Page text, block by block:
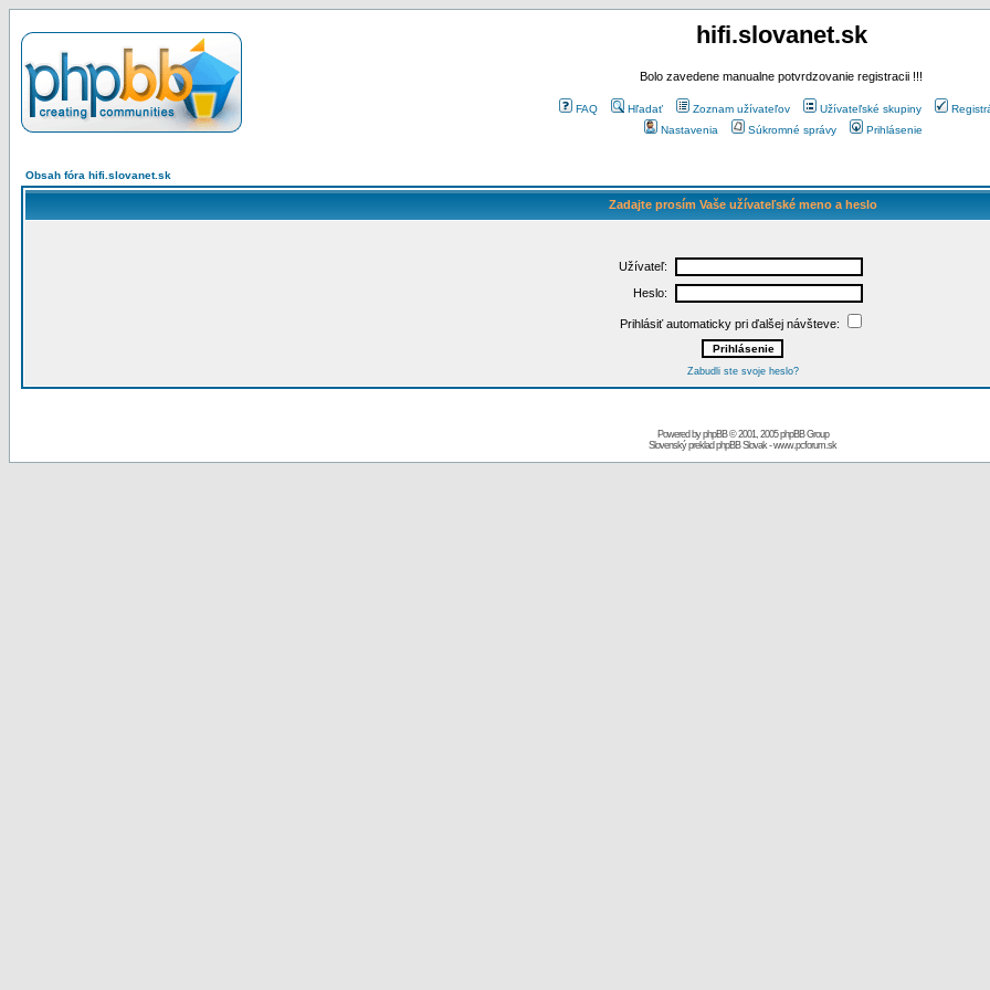
hifi.slovanet.sk
Bolo zavedene manualne potvrdzovanie registracii !!!
FAQ Hľadať Zoznam užívateľov Užívateľské skupiny
Nastavenia
Súkromné správy Prihlásenie
Obsah fóra hifi.slovanet.sk
Zadajte prosím Vaše užívateľské meno a heslo
Užívateľ:
Heslo:
Prihlásiť automaticky pri ďalšej návšteve:
Zabudli ste svoje heslo?
Powered byphpBB© 2001, 2005 phpBB Group
Slovenský preklad phpBB Slovak-www.pcforum.sk